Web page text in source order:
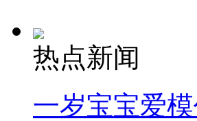
热点新闻
一岁宝宝爱